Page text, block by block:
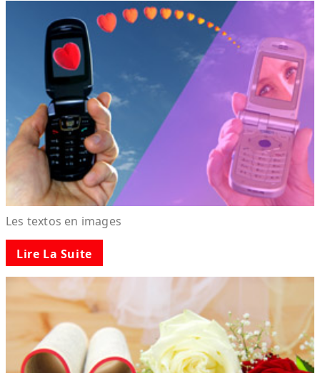
Les textos en images
Lire La Suite